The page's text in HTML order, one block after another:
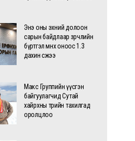
Энэ оны эхний долоон
сарын байдлаар зөрчлийн
бүртгэл өмнөх оноос 1.3
дахин өсжээ
Макс Группийн үүсгэн
байгуулагчид Сутай
хайрхны төрийн тахилгад
оролцлоо